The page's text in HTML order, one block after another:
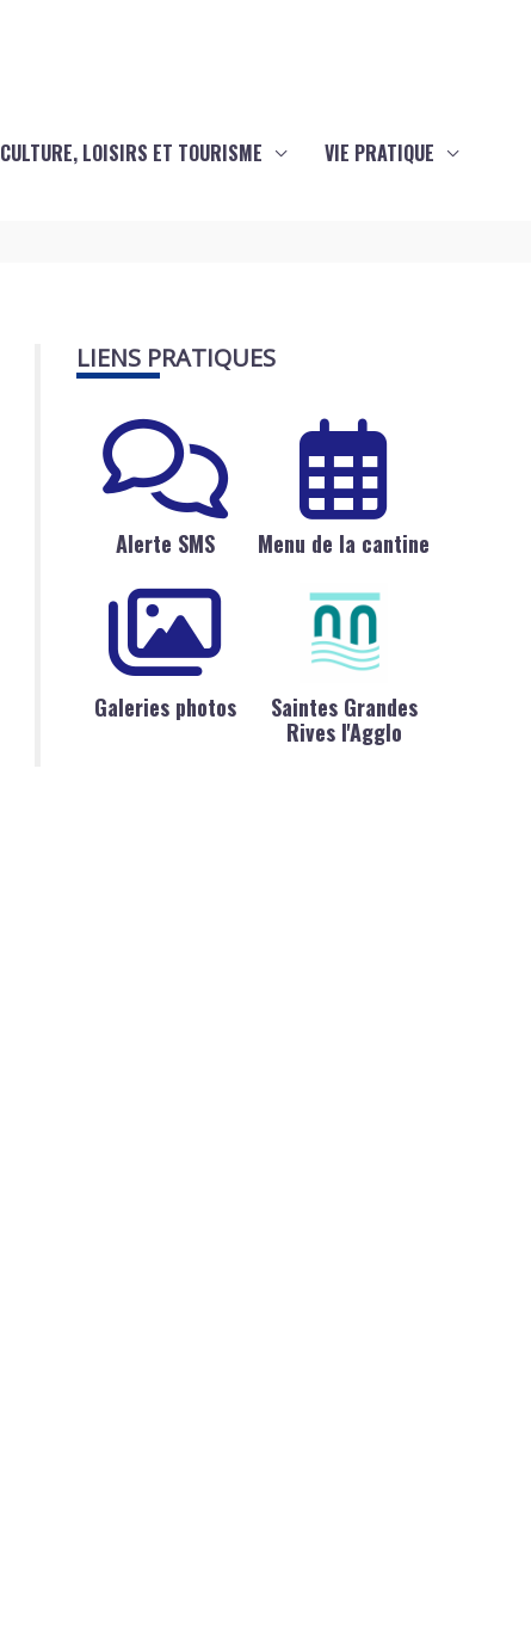
CULTURE, LOISIRS ET TOURISME VIE PRATIQUE
LIENS PRATIQUES
Alerte SMS Menu de la cantine
Galeries photos
Saintes Grandes
Rives l'Agglo